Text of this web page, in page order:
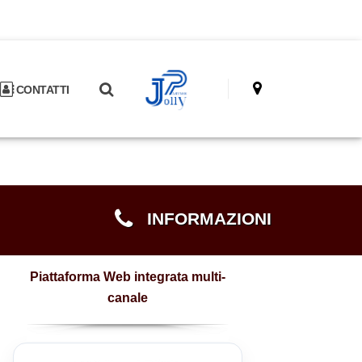
CONTATTI
INFORMAZIONI
Piattaforma Web integrata multi-
canale